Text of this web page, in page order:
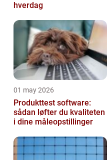
hverdag
01 may 2026
Produkttest software:
sådan løfter du kvaliteten
i dine måleopstillinger